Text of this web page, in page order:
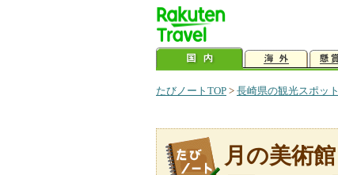
たびノートTOP > 長崎県の観光スポット
月の美術館